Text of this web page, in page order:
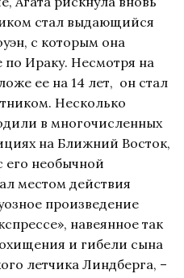
стал выдающийся
с которым она
по Ираку. Несмотря на
ее на 14 лет, он стал
Несколько
в многочисленных
на Ближний Восток,
его необычной
местом действия
произведение
навеянное так
и гибели сына
летчика Линдберга, –